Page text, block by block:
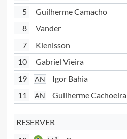
5
Guilherme Camacho
8
Vander
7
Klenisson
10 Gabriel Vieira
19 AN Igor Bahia
11 AN Guilherme Cachoeira
RESERVER